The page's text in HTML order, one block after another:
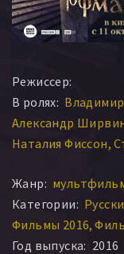
Режиссер:
В ролях:
Александр
Наталия Фиссон
Жанр:
Категории:
Фильмы 2016
Год выпуска: 2016